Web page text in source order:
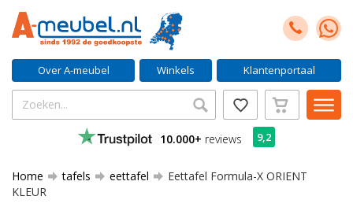
Over A-meubel Winkels Klantenportaal
10.000+ reviews 9,2
Home tafels eettafel
Eettafel Formula-X ORIENT
KLEUR